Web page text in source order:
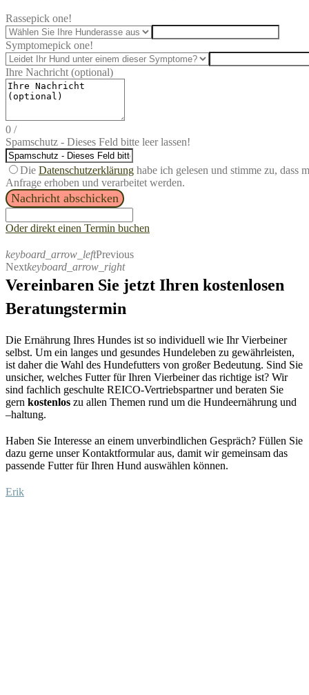
Rassepick one!
Symptomepick one!
Ihre Nachricht (optional)
0 /
Spamschutz - Dieses Feld bitte leer lassen!
Die Datenschutzerklärung habe ich gelesen und stimme zu, dass
Anfrage erhoben und verarbeitet werden.
Nachricht abschicken
Oder direkt einen Termin buchen
keyboard_arrow_leftPrevious
Nextkeyboard_arrow_right
Vereinbaren Sie jetzt Ihren kostenlosen
Beratungstermin
Die Ernährung Ihres Hundes ist so individuell wie Ihr Vierbeiner
selbst. Um ein langes und gesundes Hundeleben zu gewährleisten,
ist daherdie Wahl des Hundefutters von großer Bedeutung. Sind Sie
unsicher, welches Futter für Ihren Vierbeinerdas richtige ist? Wir
sind fachlich geschulte REICO-Vertriebspartnerund beraten Sie
gern kostenlos zu allen Themen rund um die Hundeernährung und
–haltung.
Haben Sie Interesse an einem unverbindlichen Gespräch? Füllen Sie
dazu gerne unser Kontaktformular aus, damit wir gemeinsam das
passende Futter für Ihren Hund auswählen können.
Erik